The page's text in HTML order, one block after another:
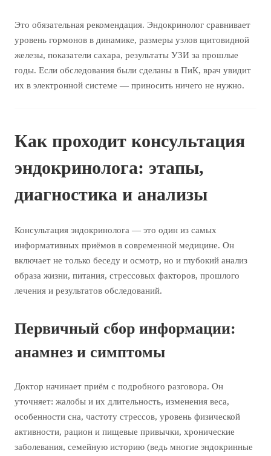
Это обязательная рекомендация. Эндокринолог сравнивает
уровень гормонов в динамике, размеры узлов щитовидной
железы, показатели сахара, результаты УЗИ за прошлые
годы. Если обследования были сделаны в ПиК, врач увидит
их в электронной системе — приносить ничего не нужно.
Как проходит консультация
эндокринолога: этапы,
диагностика и анализы
Консультация эндокринолога — это один из самых
информативных приёмов в современной медицине. Он
включает не только беседу и осмотр, но и глубокий анализ
образа жизни, питания, стрессовых факторов, прошлого
лечения и результатов обследований.
Первичный сбор информации:
анамнез и симптомы
Доктор начинает приём с подробного разговора. Он
уточняет: жалобы и их длительность, изменения веса,
особенности сна, частоту стрессов, уровень физической
активности, рацион и пищевые привычки, хронические
заболевания, семейную историю (ведь многие эндокринные